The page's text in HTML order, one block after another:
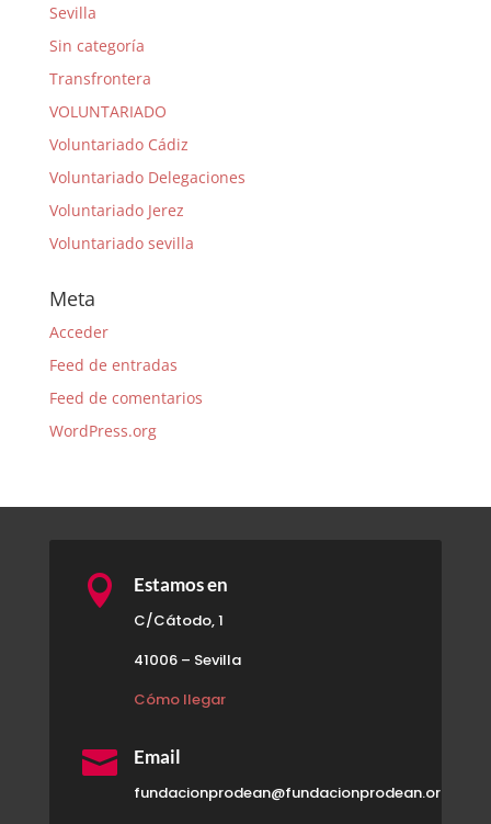
Sevilla
Sin categoría
Transfrontera
VOLUNTARIADO
Voluntariado Cádiz
Voluntariado Delegaciones
Voluntariado Jerez
Voluntariado sevilla
Meta
Acceder
Feed de entradas
Feed de comentarios
WordPress.org
 Estamos en
C/Cátodo, 1
41006 – Sevilla
Cómo llegar
 Email
fundacionprodean@fundacionprodean.org